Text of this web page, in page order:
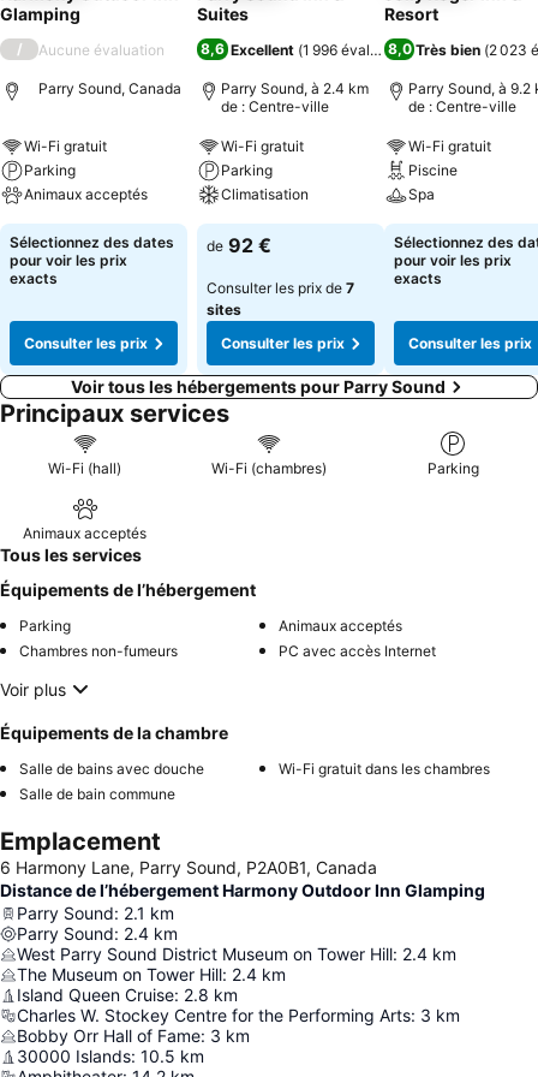
Glamping
/ Aucune évaluation
Parry Sound, Canada
Wi-Fi gratuit
Parking
Animaux acceptés
Sélectionnez des dates
pour voir les prix
exacts
Consulter les prix
Suites
8,6 Excellent (1 996 évaluations)
Parry Sound, à 2.4 km
de : Centre-ville
Wi-Fi gratuit
Parking
Climatisation
de 92 €
Consulter les prix de 7
sites
Consulter les prix
Resort
8,0 Très bien (2 023
Parry Sound, à 9.2
de : Centre-ville
Wi-Fi gratuit
Piscine
Spa
Sélectionnez des
pour voir les prix
exacts
Consulter les prix
Voir tous les hébergements pour Parry Sound
Principaux services
Wi-Fi (hall) Wi-Fi (chambres) Parking
Animaux acceptés
Tous les services
Équipements de l’hébergement
Parking
Animaux acceptés
Chambres non-fumeurs
PC avec accès Internet
Voir plus
Équipements de la chambre
Salle de bains avec douche
Wi-Fi gratuit dans les chambres
Salle de bain commune
Emplacement
6 Harmony Lane, Parry Sound, P2A0B1, Canada
Distance de l’hébergement Harmony Outdoor Inn Glamping
Parry Sound: 2.1 km
Parry Sound: 2.4 km
West Parry Sound District Museum on Tower Hill: 2.4 km
The Museum on Tower Hill: 2.4 km
Island Queen Cruise: 2.8 km
Charles W. Stockey Centre for the Performing Arts: 3 km
Bobby Orr Hall of Fame: 3 km
30000 Islands: 10.5 km